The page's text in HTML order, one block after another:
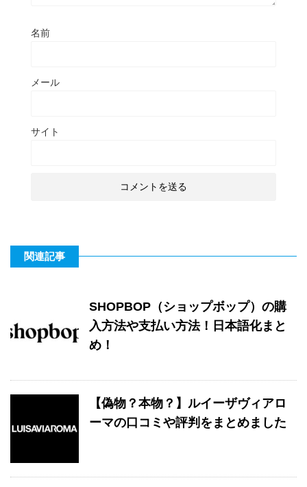
名前
メール
サイト
関連記事
SHOPBOP（ショップボップ）の購
入方法や支払い方法！日本語化まと
め！
【偽物？本物？】ルイーザヴィアロ
ーマの口コミや評判をまとめました